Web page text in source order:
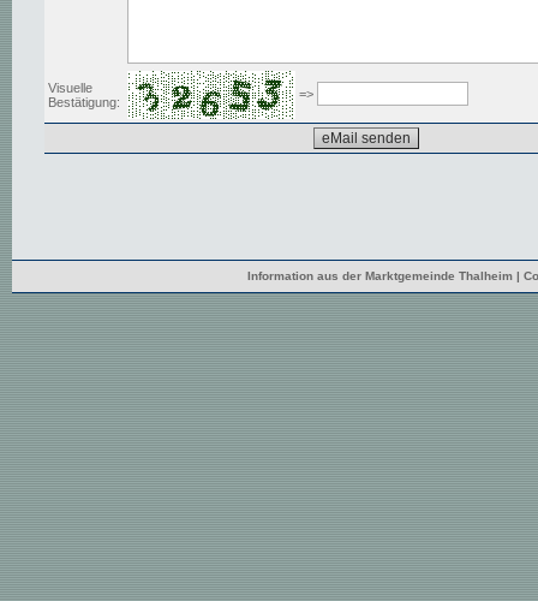
Visuelle
Bestätigung:
=>
Information aus der Marktgemeinde Thalheim |